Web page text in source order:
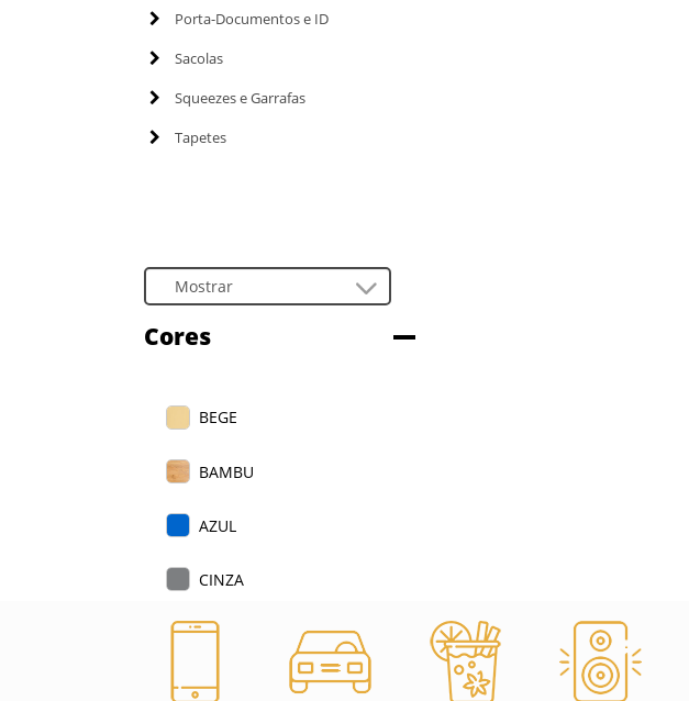
Porta-Documentos e ID
Sacolas
Squeezes e Garrafas
Tapetes
Cores
BEGE
BAMBU
AZUL
CINZA
PRETO
VERDE